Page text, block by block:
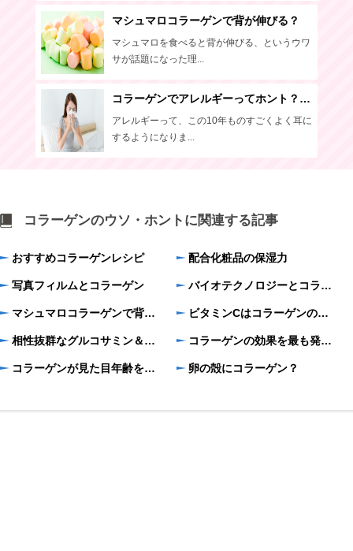
マシュマロコラーゲンで背が伸びる？
マシュマロを食べると背が伸びる、というウワ
サが話題になった理...
コラーゲンでアレルギーってホント？ どうしたら防げるの？
アレルギーって、この10年ものすごくよく耳に
するようになりま...
コラーゲンのウソ・ホントに関連する記事
おすすめコラーゲンレシピ 配合化粧品の保湿力
写真フィルムとコラーゲン バイオテクノロジーとコラーゲン
マシュマロコラーゲンで背が伸びる？ ビタミンCはコラーゲンの吸収に欠かせない
相性抜群なグルコサミン＆コンドロイチン＆コラーゲン コラーゲンの効果を最も発揮する摂取法とは？
コラーゲンが見た目年齢を若くする 卵の殻にコラーゲン？